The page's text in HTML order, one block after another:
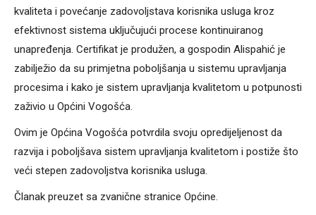
kvaliteta i povećanje zadovoljstava korisnika usluga kroz
efektivnost sistema uključujući procese kontinuiranog
unapređenja. Certifikat je produžen, a gospodin Alispahić je
zabilježio da su primjetna poboljšanja u sistemu upravljanja
procesima i kako je sistem upravljanja kvalitetom u potpunosti
zaživio u Općini Vogošća.
Ovim je Općina Vogošća potvrdila svoju opredijeljenost da
razvija i poboljšava sistem upravljanja kvalitetom i postiže što
veći stepen zadovoljstva korisnika usluga.
Članak preuzet sa zvanične stranice Općine.